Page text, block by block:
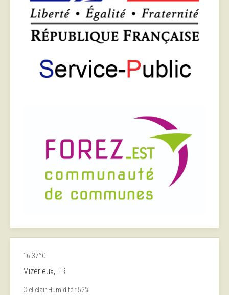
16.37°C
Mizérieux, FR
Ciel clair Humidité : 52%